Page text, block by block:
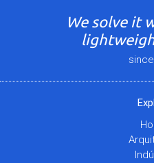
We solve it